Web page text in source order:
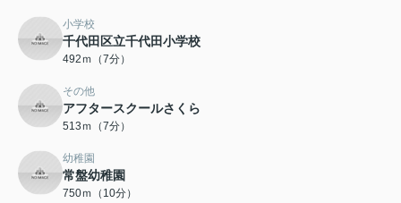
小学校
千代田区立千代田小学校
492ｍ（7分）
その他
アフタースクールさくら
513ｍ（7分）
幼稚園
常盤幼稚園
750ｍ（10分）